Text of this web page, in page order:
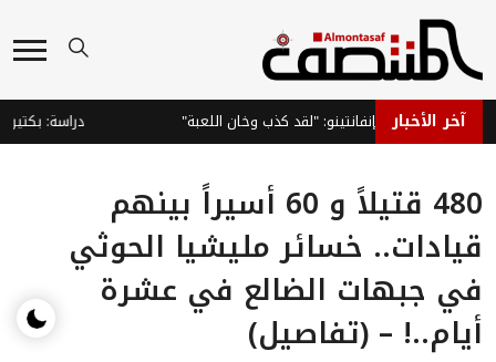
آخر الأخبار
يطالب بإقالة إنفانتينو: "لقد كذب وخان اللعبة" دراسة: بكتيريا
480 قتيلاً و 60 أسيراً بينهم
قيادات.. خسائر مليشيا الحوثي
في جبهات الضالع في عشرة
أيام..! – (تفاصيل)